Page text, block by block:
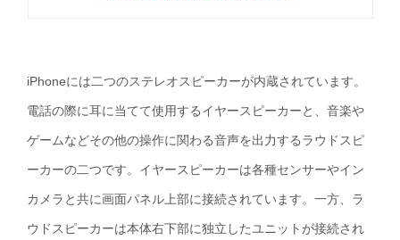
iPhoneには二つのステレオスピーカーが内蔵されています。
電話の際に耳に当てて使用するイヤースピーカーと、音楽や
ゲームなどその他の操作に関わる音声を出力するラウドスピ
ーカーの二つです。イヤースピーカーは各種センサーやイン
カメラと共に画面パネル上部に接続されています。一方、ラ
ウドスピーカーは本体右下部に独立したユニットが接続され